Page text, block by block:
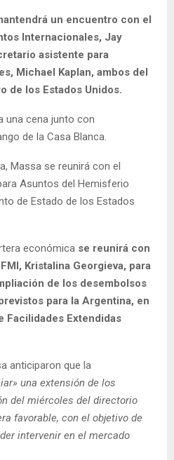
un encuentro con el
Internacionales, Jay
asistente para
Michael Kaplan, ambos del
de los Estados Unidos.
una cena junto con
de la Casa Blanca.
Massa se reunirá con el
Asuntos del Hemisferio
de Estado de los Estados
económica se reunirá con
Kristalina Georgieva, para
de los desembolsos
para la Argentina, en
Facilidades Extendidas
anticiparon que la
una extensión de los
del miércoles del directorio
favorable, con el objetivo de
intervenir en el mercado